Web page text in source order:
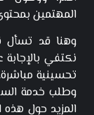
المهتمين
وهنا قد تسأل
نكتفي
تحسينية
وطلب خدمة
المزيد حول هذه